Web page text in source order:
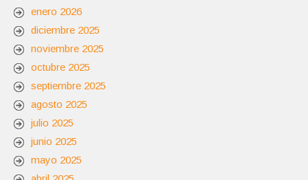
enero 2026
diciembre 2025
noviembre 2025
octubre 2025
septiembre 2025
agosto 2025
julio 2025
junio 2025
mayo 2025